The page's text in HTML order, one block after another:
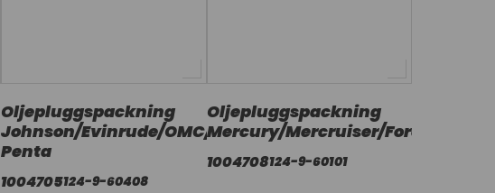
Oljepluggspackning
Johnson/Evinrude/OMC/Volvo
Penta
1004705124-9-60408
Oljepluggspackning
Mercury/Mercruiser/Force/OMC
1004708124-9-60101